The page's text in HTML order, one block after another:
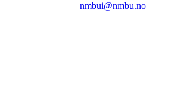
nmbui@nmbu.no